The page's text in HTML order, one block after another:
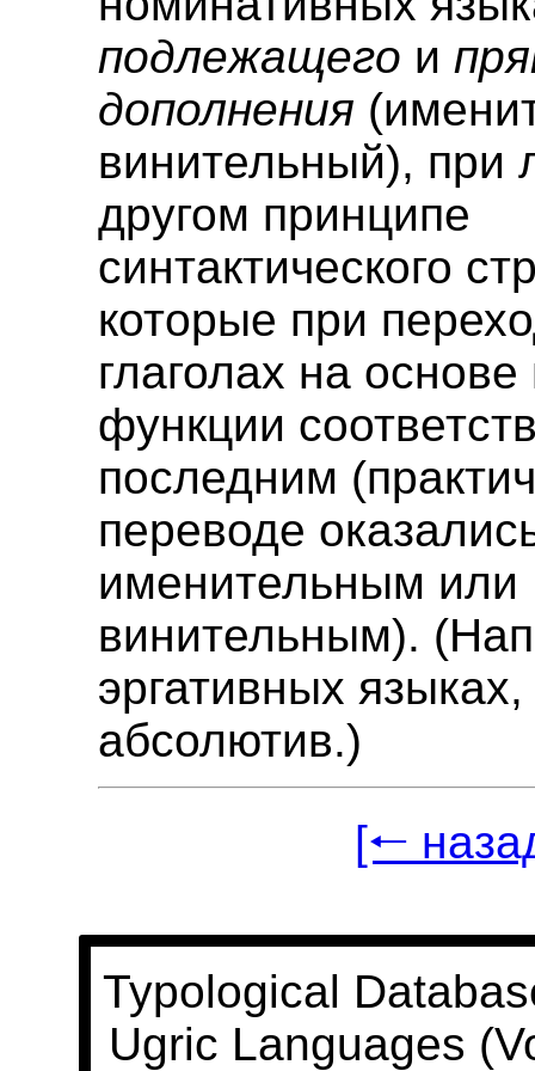
подлежащего и
дополнения
винительный), при
другом принципе
синтактического
которые при
глаголах на
функции
последним
переводе
именительным или
винительным).
эргативных языках,
абсолютив.)
[🠐
Typological
Ugric Languages